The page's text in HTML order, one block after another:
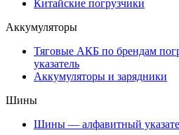
Китайские погрузчики
Аккумуляторы
Тяговые АКБ по брендам
указатель
Аккумуляторы и зарядники
Шины
Шины — алфавитный